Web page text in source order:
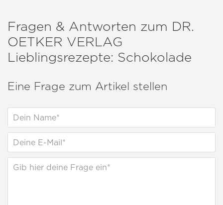
Fragen & Antworten zum DR.
OETKER VERLAG
Lieblingsrezepte: Schokolade
Eine Frage zum Artikel stellen